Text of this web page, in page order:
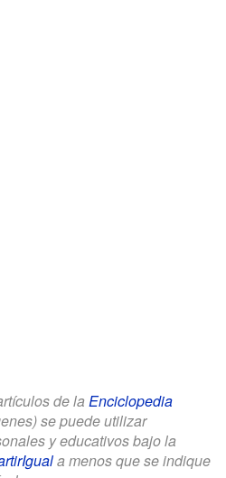
de la Enciclopedia
se puede utilizar
y educativos bajo la
a menos que se indique